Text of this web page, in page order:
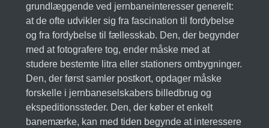
grundlæggende ved jernbaneinteresser generelt:
at de ofte udvikler sig fra fascination til fordybelse
og fra fordybelse til fællesskab. Den, der begynder
med at fotografere tog, ender måske med at
studere bestemte litra eller stationers ombygninger.
Den, der først samler postkort, opdager måske
forskelle i jernbaneselskabers billedbrug og
ekspeditionssteder. Den, der køber et enkelt
banemærke, kan med tiden begynde at interessere